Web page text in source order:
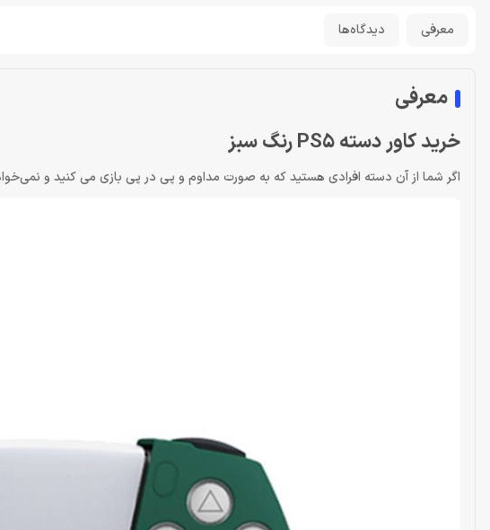
معرفی دیدگاه‌ها
معرفی
خرید کاور دسته PS5 رنگ سبز
اگر شما از آن‌ دسته افرادی هستید که به صورت مداوم و پی در پی بازی می کنید و